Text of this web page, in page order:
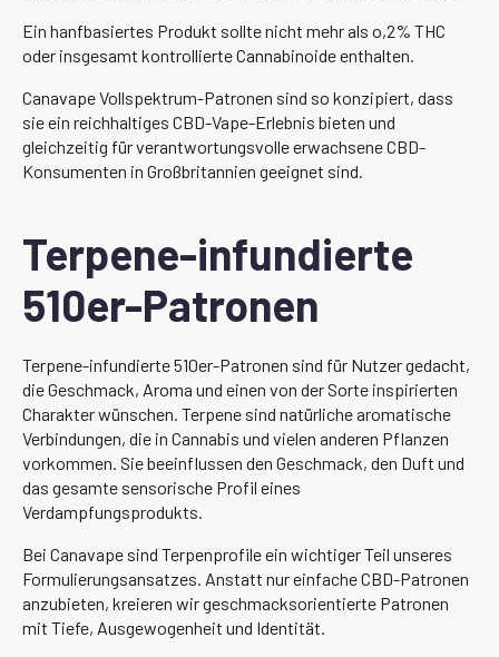
Ein hanfbasiertes Produkt sollte nicht mehr als o,2% THC
oder insgesamt kontrollierte Cannabinoide enthalten.
Canavape Vollspektrum-Patronen sind so konzipiert, dass
sie ein reichhaltiges CBD-Vape-Erlebnis bieten und
gleichzeitig für verantwortungsvolle erwachsene CBD-
Konsumenten in Großbritannien geeignet sind.
Terpene-infundierte
510er-Patronen
Terpene-infundierte 510er-Patronen sind für Nutzer gedacht,
die Geschmack, Aroma und einen von der Sorte inspirierten
Charakter wünschen. Terpene sind natürliche aromatische
Verbindungen, die in Cannabis und vielen anderen Pflanzen
vorkommen. Sie beeinflussen den Geschmack, den Duft und
das gesamte sensorische Profil eines
Verdampfungsprodukts.
Bei Canavape sind Terpenprofile ein wichtiger Teil unseres
Formulierungsansatzes. Anstatt nur einfache CBD-Patronen
anzubieten, kreieren wir geschmacksorientierte Patronen
mit Tiefe, Ausgewogenheit und Identität.